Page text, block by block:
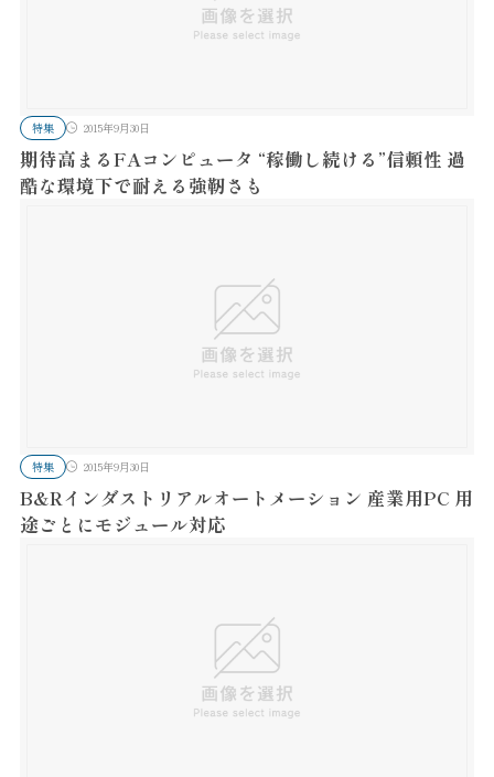
特集 2015年9月30日
期待高まるFAコンピュータ “稼働し続ける”信頼性 過
酷な環境下で耐える強靭さも
特集 2015年9月30日
B&Rインダストリアルオートメーション 産業用PC 用
途ごとにモジュール対応